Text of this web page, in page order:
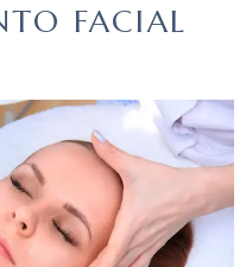
FACIAL